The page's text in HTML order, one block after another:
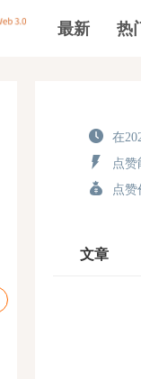
最新 热
在
点赞
点赞
文章